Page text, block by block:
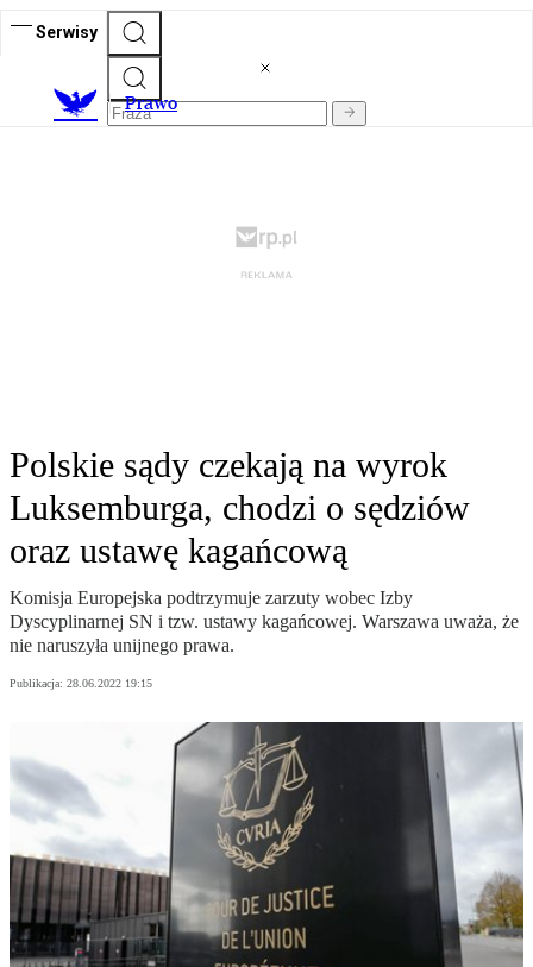
Serwisy
Prawo
Polskie sądy czekają na wyrok
Luksemburga, chodzi o sędziów
oraz ustawę kagańcową
Komisja Europejska podtrzymuje zarzuty wobec Izby
Dyscyplinarnej SN i tzw. ustawy kagańcowej. Warszawa uważa, że
nie naruszyła unijnego prawa.
Publikacja: 28.06.2022 19:15